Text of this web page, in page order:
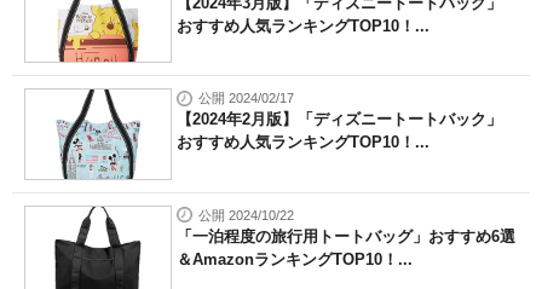
おすすめ人気ランキングTOP10！...
公開 2024/02/17
【2024年2月版】「ディズニートートバック」
おすすめ人気ランキングTOP10！...
公開 2024/10/22
「一泊程度の旅行用トートバッグ」おすすめ6選
＆AmazonランキングTOP10！...